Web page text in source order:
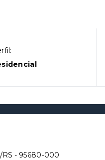
- 95680-000